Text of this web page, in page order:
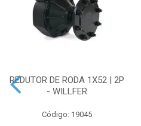
REDUTOR DE RODA 1X52 | 2P
- WILLFER
Código: 19045